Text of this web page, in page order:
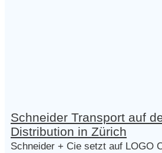
Schneider Transport auf
Distribution in Zürich
Schneider + Cie setzt auf LOGO